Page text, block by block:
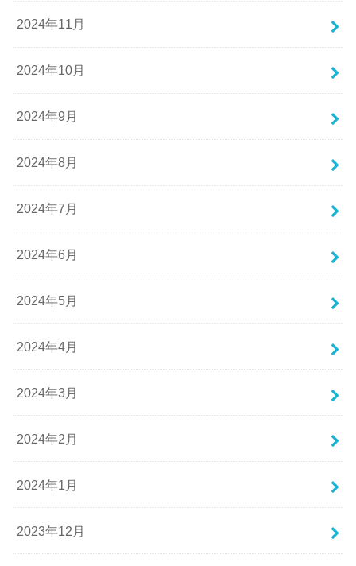
2024年11月
2024年10月
2024年9月
2024年8月
2024年7月
2024年6月
2024年5月
2024年4月
2024年3月
2024年2月
2024年1月
2023年12月